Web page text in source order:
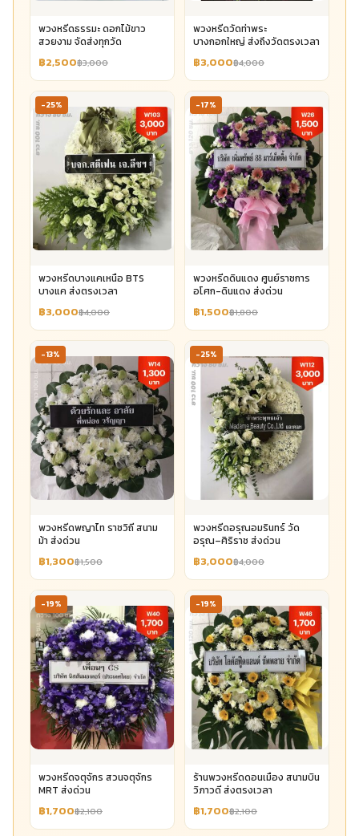
พวงหรีดธรรมะ ดอกไม้ขาว
สวยงาม จัดส่งทุกวัด
฿2,500฿3,000
พวงหรีดวัดท่าพระ
บางกอกใหญ่ ส่งถึงวัดตรงเวลา
฿3,000฿4,000
-25%
พวงหรีดบางแคเหนือ BTS
บางแค ส่งตรงเวลา
฿3,000฿4,000
-17%
พวงหรีดดินแดง ศูนย์ราชการ
อโศก-ดินแดง ส่งด่วน
฿1,500฿1,800
-13%
พวงหรีดพญาไท ราชวิถี สนาม
ม้า ส่งด่วน
฿1,300฿1,500
-25%
พวงหรีดอรุณอมรินทร์ วัด
อรุณ–ศิริราช ส่งด่วน
฿3,000฿4,000
-19%
พวงหรีดจตุจักร สวนจตุจักร
MRT ส่งด่วน
฿1,700฿2,100
-19%
ร้านพวงหรีดดอนเมือง สนามบิน
วิภาวดี ส่งตรงเวลา
฿1,700฿2,100